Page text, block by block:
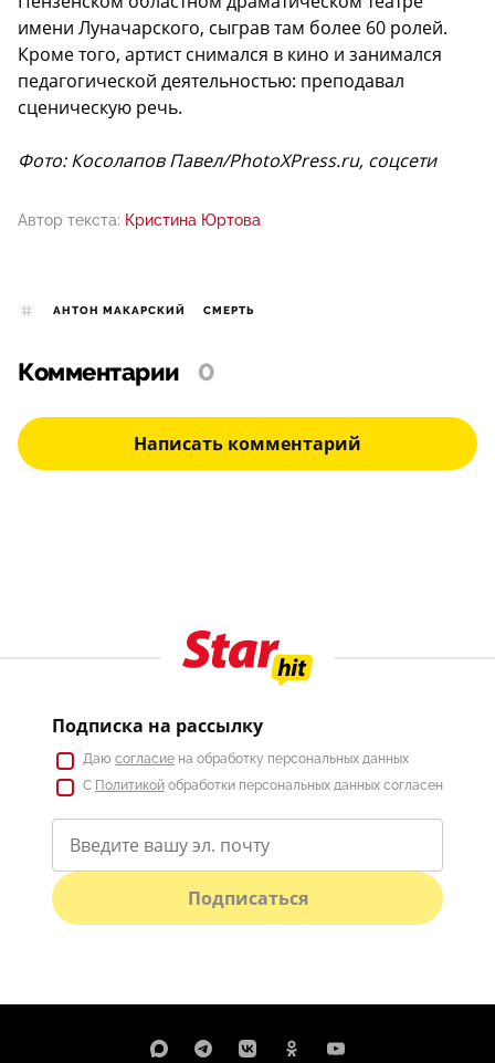
имени Луначарского, сыграв там более 60 ролей.
Кроме того, артист снимался в кино и занимался
педагогической деятельностью: преподавал
сценическую речь.
Фото: Косолапов Павел/PhotoXPress.ru, соцсети
Автор текста: Кристина Юртова
АНТОН МАКАРСКИЙ СМЕРТЬ
Комментарии 0
Написать комментарий
Подписка на рассылку
Даю согласие на обработку персональных данных
С Политикой обработки персональных данных согласен
Подписаться